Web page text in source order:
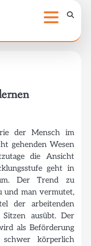
der Mensch im
gehenden Wesen
die Ansicht
geht in
Der Trend zu
und man vermutet,
der arbeitenden
ausübt. Der
als Beförderung
körperlich